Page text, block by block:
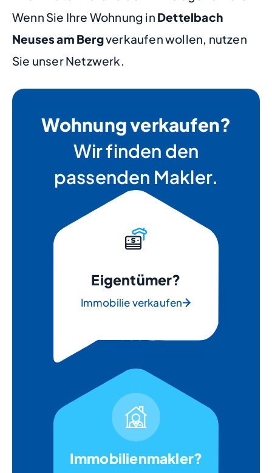
Wenn Sie Ihre Wohnung in Dettelbach
Neuses am Bergverkaufen wollen, nutzen
Sie unser Netzwerk.
Wohnung verkaufen?
Wir finden den
passenden Makler.
Eigentümer?
Immobilie verkaufen
Immobilienmakler?